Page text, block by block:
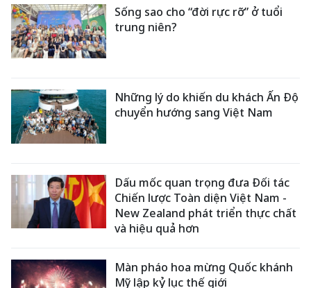
Sống sao cho “đời rực rỡ” ở tuổi
trung niên?
Những lý do khiến du khách Ấn Độ
chuyển hướng sang Việt Nam
Dấu mốc quan trọng đưa Đối tác
Chiến lược Toàn diện Việt Nam -
New Zealand phát triển thực chất
và hiệu quả hơn
Màn pháo hoa mừng Quốc khánh
Mỹ lập kỷ lục thế giới